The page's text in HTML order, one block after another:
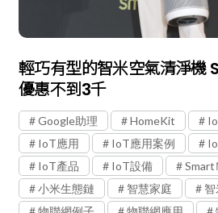
輕巧有型的智米空氣清淨機
優惠不到3千
Google助理 HomeKit
IoT應用
IoT應用案例
IoT產品
IoT設備 Smart
小米生態鏈
智慧家庭